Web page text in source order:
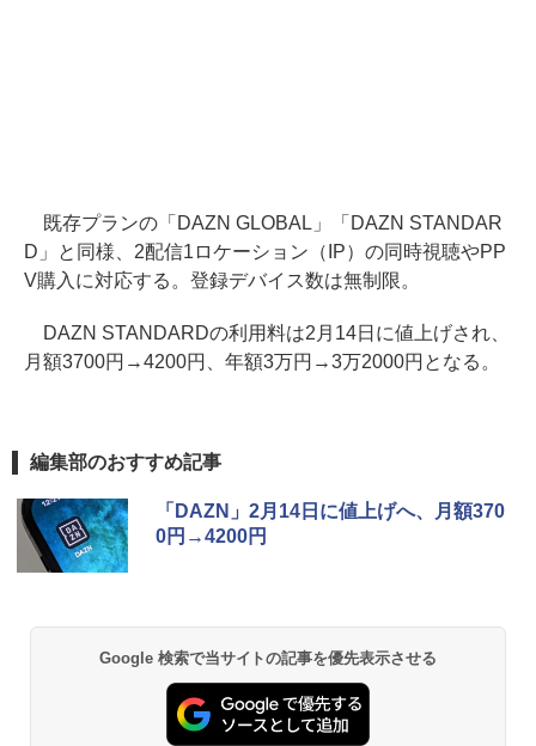
既存プランの「DAZN GLOBAL」「DAZN STANDAR
D」と同様、2配信1ロケーション（IP）の同時視聴やPP
V購入に対応する。登録デバイス数は無制限。
DAZN STANDARDの利用料は2月14日に値上げされ、
月額3700円→4200円、年額3万円→3万2000円となる。
編集部のおすすめ記事
「DAZN」2月14日に値上げへ、月額370
0円→4200円
Google 検索で当サイトの記事を優先表示させる